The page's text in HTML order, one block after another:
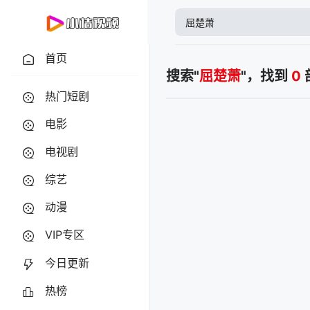
首页
热门短剧
电影
电视剧
综艺
动漫
VIP专区
今日更新
热榜
搜索"屈楚萧"，找到 0